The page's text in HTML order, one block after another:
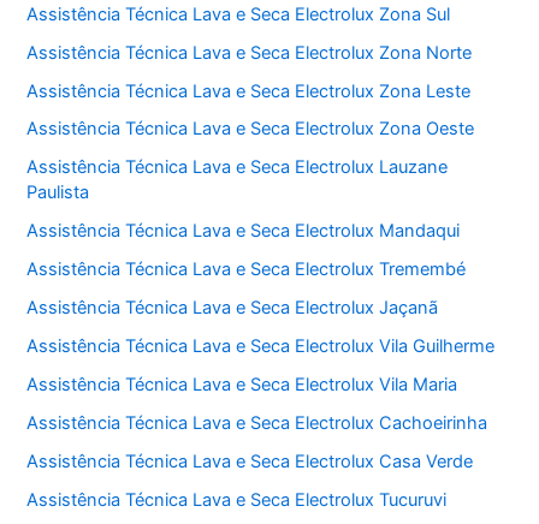
Assistência Técnica Lava e Seca Electrolux Zona Sul
Assistência Técnica Lava e Seca Electrolux Zona Norte
Assistência Técnica Lava e Seca Electrolux Zona Leste
Assistência Técnica Lava e Seca Electrolux Zona Oeste
Assistência Técnica Lava e Seca Electrolux Lauzane
Paulista
Assistência Técnica Lava e Seca Electrolux Mandaqui
Assistência Técnica Lava e Seca Electrolux Tremembé
Assistência Técnica Lava e Seca Electrolux Jaçanã
Assistência Técnica Lava e Seca Electrolux Vila Guilherme
Assistência Técnica Lava e Seca Electrolux Vila Maria
Assistência Técnica Lava e Seca Electrolux Cachoeirinha
Assistência Técnica Lava e Seca Electrolux Casa Verde
Assistência Técnica Lava e Seca Electrolux Tucuruvi